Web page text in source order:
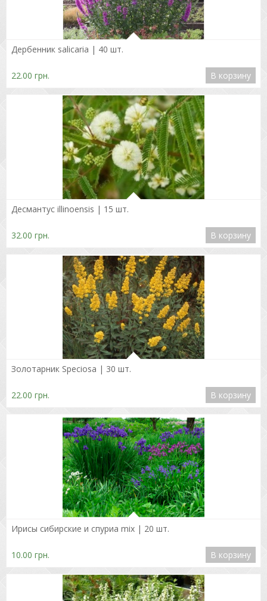
Дербенник salicaria | 40 шт.
22.00 грн. В корзину
Подробнее
Десмантус illinoensis | 15 шт.
32.00 грн. В корзину
Подробнее
Золотарник Speciosa | 30 шт.
22.00 грн. В корзину
Подробнее
Ирисы сибирские и спуриа mix | 20 шт.
10.00 грн. В корзину